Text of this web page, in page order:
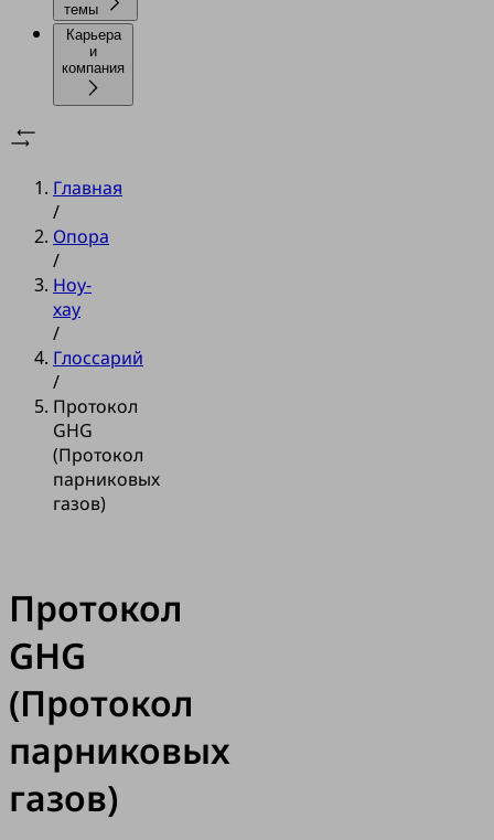
темы
Карьера
и
компания
Главная
/
Опора
/
Ноу-
хау
/
Глоссарий
/
Протокол
GHG
(Протокол
парниковых
газов)
Протокол
GHG
(Протокол
парниковых
газов)